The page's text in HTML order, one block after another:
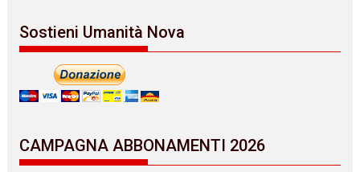
Sostieni Umanità Nova
CAMPAGNA ABBONAMENTI 2026